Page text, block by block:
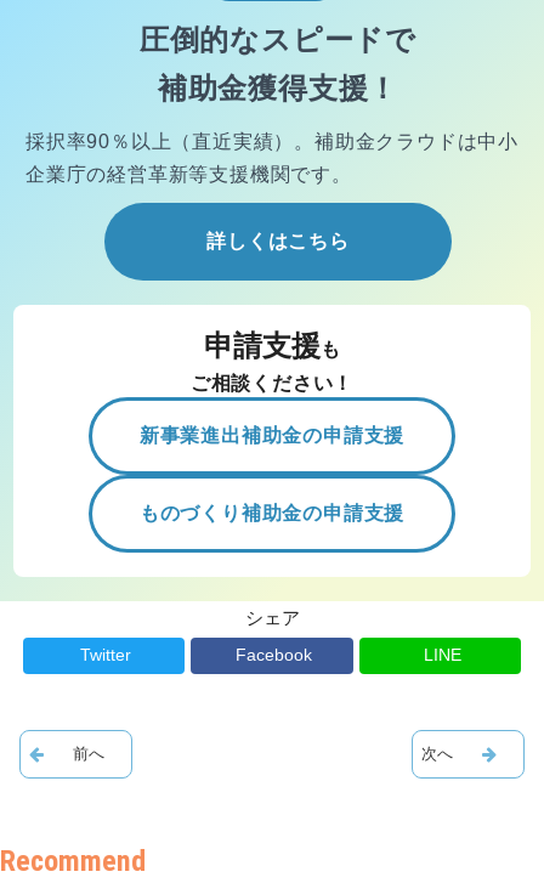
圧倒的なスピードで
補助金獲得支援！
採択率90％以上（直近実績）。 補助金クラウドは中小
企業庁の経営革新等支援機関です。
詳しくはこちら
申請支援 も
ご相談ください！
新事業進出補助金の申請支援
ものづくり補助金の申請支援
シェア
Twitter Facebook LINE